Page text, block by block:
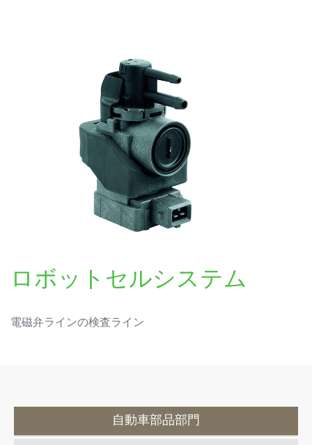
ロボットセルシステム
電磁弁ラインの検査ライン
自動車部品部門